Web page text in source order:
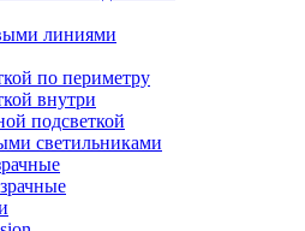
линиями
по периметру
внутри
подсветкой
светильниками